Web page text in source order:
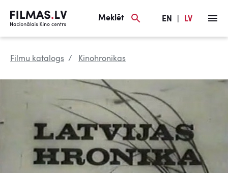
Meklēt EN LV
Filmu katalogs Kinohronikas